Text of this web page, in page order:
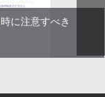
に注意すべき